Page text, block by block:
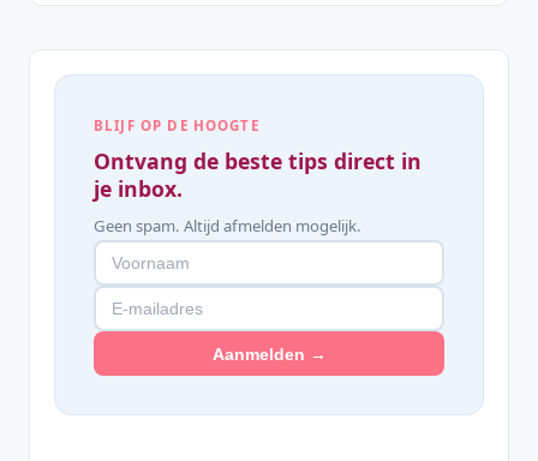
BLIJF OP DE HOOGTE
Ontvang de beste tips direct in
je inbox.
Geen spam. Altijd afmelden mogelijk.
Aanmelden →